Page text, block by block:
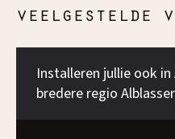
veelgestelde
Installeren jullie ook
bredere regio